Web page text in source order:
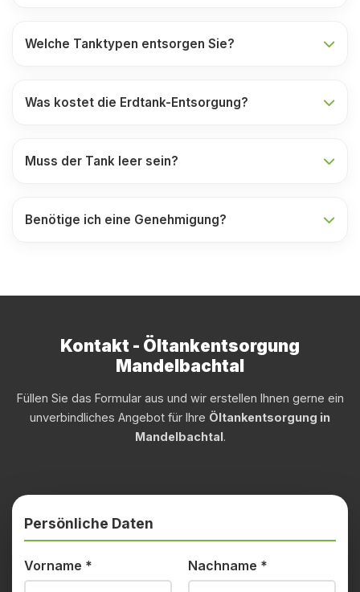
Welche Tanktypen entsorgen Sie?
Was kostet die Erdtank-Entsorgung?
Muss der Tank leer sein?
Benötige ich eine Genehmigung?
Kontakt - Öltankentsorgung
Mandelbachtal
Füllen Sie das Formular aus und wir erstellen Ihnen gerne ein
unverbindliches Angebot für Ihre Öltankentsorgung in
Mandelbachtal.
Persönliche Daten
Vorname * Nachname *